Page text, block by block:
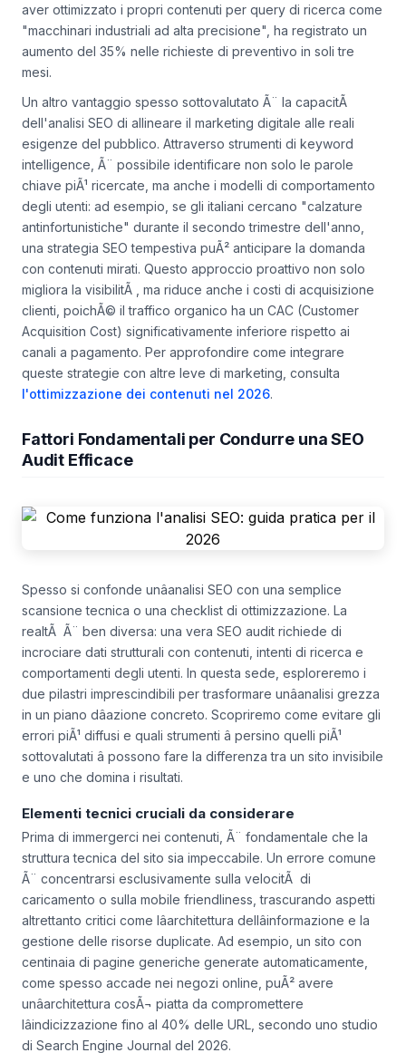
aver ottimizzato i propri contenuti per query di ricerca come
"macchinari industriali ad alta precisione", ha registrato un
aumento del 35% nelle richieste di preventivo in soli tre
mesi.
Un altro vantaggio spesso sottovalutato Ã¨ la capacitÃ
dell'analisi SEO di allineare il marketing digitale alle reali
esigenze del pubblico. Attraverso strumenti di keyword
intelligence, Ã¨ possibile identificare non solo le parole
chiave piÃ¹ ricercate, ma anche i modelli di comportamento
degli utenti: ad esempio, se gli italiani cercano "calzature
antinfortunistiche" durante il secondo trimestre dell'anno,
una strategia SEO tempestiva puÃ² anticipare la domanda
con contenuti mirati. Questo approccio proattivo non solo
migliora la visibilitÃ , ma riduce anche i costi di acquisizione
clienti, poichÃ© il traffico organico ha un CAC (Customer
Acquisition Cost) significativamente inferiore rispetto ai
canali a pagamento. Per approfondire come integrare
queste strategie con altre leve di marketing, consulta
l'ottimizzazione dei contenuti nel 2026.
Fattori Fondamentali per Condurre una SEO
Audit Efficace
Spesso si confonde unâanalisi SEO con una semplice
scansione tecnica o una checklist di ottimizzazione. La
realtÃ Ã¨ ben diversa: una vera SEO audit richiede di
incrociare dati strutturali con contenuti, intenti di ricerca e
comportamenti degli utenti. In questa sede, esploreremo i
due pilastri imprescindibili per trasformare unâanalisi grezza
in un piano dâazione concreto. Scopriremo come evitare gli
errori piÃ¹ diffusi e quali strumenti â persino quelli piÃ¹
sottovalutati â possono fare la differenza tra un sito invisibile
e uno che domina i risultati.
Elementi tecnici cruciali da considerare
Prima di immergerci nei contenuti, Ã¨ fondamentale che la
struttura tecnica del sito sia impeccabile. Un errore comune
Ã¨ concentrarsi esclusivamente sulla velocitÃ di
caricamento o sulla mobile friendliness, trascurando aspetti
altrettanto critici come lâarchitettura dellâinformazione e la
gestione delle risorse duplicate. Ad esempio, un sito con
centinaia di pagine generiche generate automaticamente,
come spesso accade nei negozi online, puÃ² avere
unâarchitettura cosÃ¬ piatta da compromettere
lâindicizzazione fino al 40% delle URL, secondo uno studio
di Search Engine Journal del 2026.